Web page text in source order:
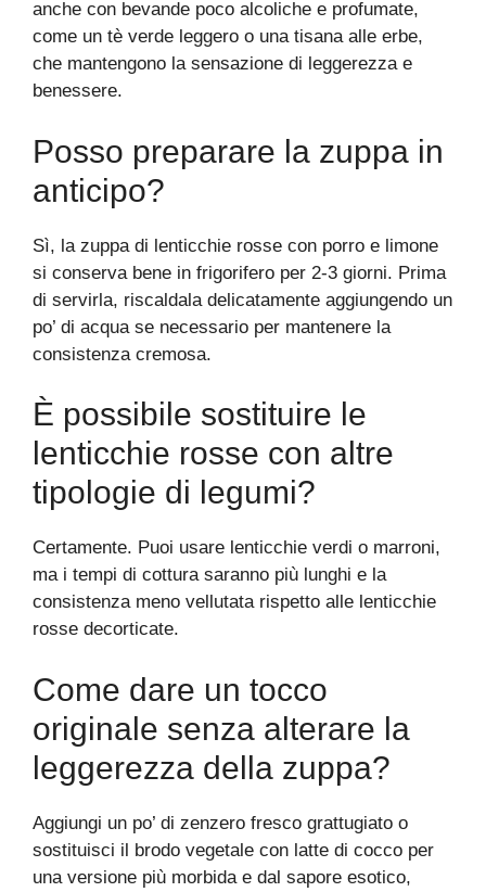
anche con bevande poco alcoliche e profumate,
come un tè verde leggero o una tisana alle erbe,
che mantengono la sensazione di leggerezza e
benessere.
Posso preparare la zuppa in
anticipo?
Sì, la zuppa di lenticchie rosse con porro e limone
si conserva bene in frigorifero per 2-3 giorni. Prima
di servirla, riscaldala delicatamente aggiungendo un
po’ di acqua se necessario per mantenere la
consistenza cremosa.
È possibile sostituire le
lenticchie rosse con altre
tipologie di legumi?
Certamente. Puoi usare lenticchie verdi o marroni,
ma i tempi di cottura saranno più lunghi e la
consistenza meno vellutata rispetto alle lenticchie
rosse decorticate.
Come dare un tocco
originale senza alterare la
leggerezza della zuppa?
Aggiungi un po’ di zenzero fresco grattugiato o
sostituisci il brodo vegetale con latte di cocco per
una versione più morbida e dal sapore esotico,